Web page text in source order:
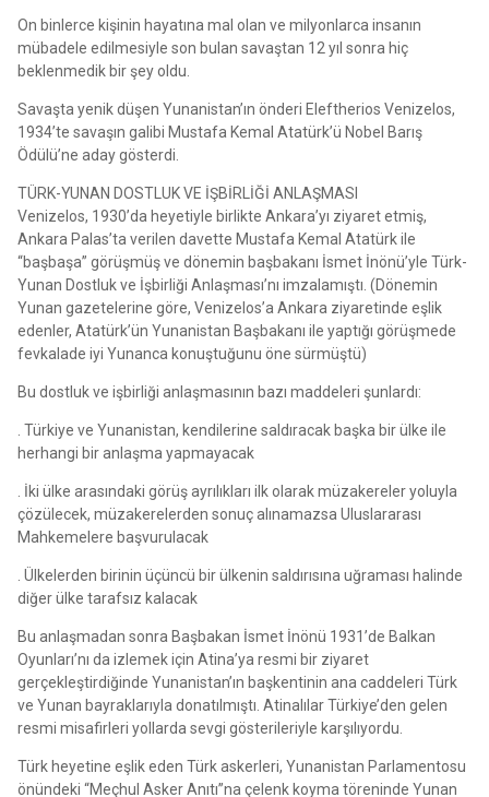
On binlerce kişinin hayatına mal olan ve milyonlarca insanın
mübadele edilmesiyle son bulan savaştan 12 yıl sonra hiç
beklenmedik bir şey oldu.
Savaşta yenik düşen Yunanistan’ın önderi Eleftherios Venizelos,
1934’te savaşın galibi Mustafa Kemal Atatürk’ü Nobel Barış
Ödülü’ne aday gösterdi.
TÜRK-YUNAN DOSTLUK VE İŞBİRLİĞİ ANLAŞMASI
Venizelos, 1930’da heyetiyle birlikte Ankara’yı ziyaret etmiş,
Ankara Palas’ta verilen davette Mustafa Kemal Atatürk ile
“başbaşa” görüşmüş ve dönemin başbakanı İsmet İnönü’yle Türk-
Yunan Dostluk ve İşbirliği Anlaşması’nı imzalamıştı. (Dönemin
Yunan gazetelerine göre, Venizelos’a Ankara ziyaretinde eşlik
edenler, Atatürk’ün Yunanistan Başbakanı ile yaptığı görüşmede
fevkalade iyi Yunanca konuştuğunu öne sürmüştü)
Bu dostluk ve işbirliği anlaşmasının bazı maddeleri şunlardı:
. Türkiye ve Yunanistan, kendilerine saldıracak başka bir ülke ile
herhangi bir anlaşma yapmayacak
. İki ülke arasındaki görüş ayrılıkları ilk olarak müzakereler yoluyla
çözülecek, müzakerelerden sonuç alınamazsa Uluslararası
Mahkemelere başvurulacak
. Ülkelerden birinin üçüncü bir ülkenin saldırısına uğraması halinde
diğer ülke tarafsız kalacak
Bu anlaşmadan sonra Başbakan İsmet İnönü 1931’de Balkan
Oyunları’nı da izlemek için Atina’ya resmi bir ziyaret
gerçekleştirdiğinde Yunanistan’ın başkentinin ana caddeleri Türk
ve Yunan bayraklarıyla donatılmıştı. Atinalılar Türkiye’den gelen
resmi misafirleri yollarda sevgi gösterileriyle karşılıyordu.
Türk heyetine eşlik eden Türk askerleri, Yunanistan Parlamentosu
önündeki “Meçhul Asker Anıtı”na çelenk koyma töreninde Yunan